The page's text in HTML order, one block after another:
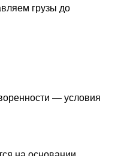
грузы до
— условия